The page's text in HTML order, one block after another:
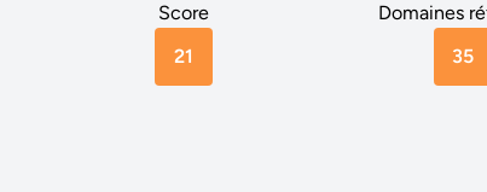
Score
21
Domaines
35